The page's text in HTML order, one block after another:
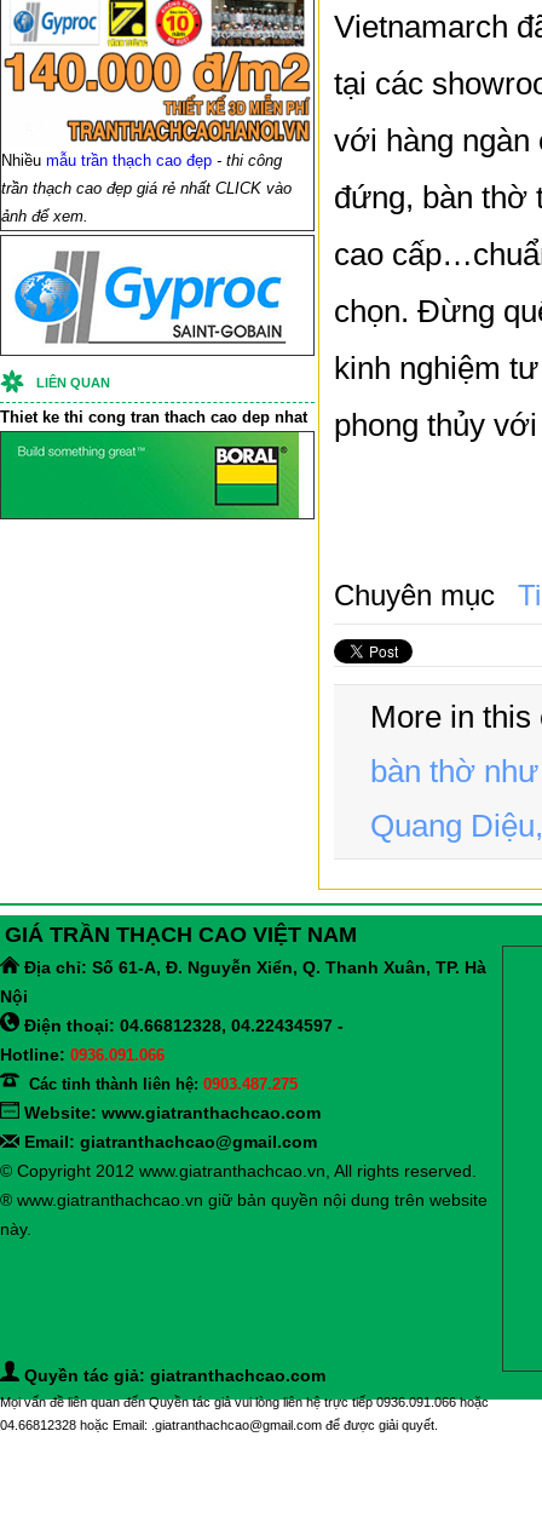
Nhiều mẫu trần thạch cao đẹp - thi công
trần thạch cao đẹp giá rẻ nhất CLICK vào
ảnh để xem.
LIÊN QUAN
Thiet ke thi cong tran thach cao dep nhat
Vietnamarch
tại các
với hàng ngàn
đứng, bàn thờ
cao
chọn. Đừng
kinh nghiệm
phong thủy
Chuyên mục
More in this
bàn thờ
Quang
GIÁ TRẦN THẠCH CAO VIỆT NAM
Địa chỉ: Số 61-A, Đ. Nguyễn Xiển, Q. Thanh Xuân, TP. Hà
Nội
Điện thoại: 04.66812328, 04.22434597 -
Hotline: 0936.091.066
Các tỉnh thành liên hệ: 0903.487.275
Website: www.giatranthachcao.com
Email: giatranthachcao@gmail.com
© Copyright 2012 www.giatranthachcao.vn, All rights reserved.
® www.giatranthachcao.vn giữ bản quyền nội dung trên website
này.
Quyền tác giả: giatranthachcao.com
Mọi vấn đề liên quan đến Quyền tác giả vui lòng liên hệ trực tiếp 0936.091.066 hoặc
04.66812328 hoặc Email: .giatranthachcao@gmail.com để được giải quyết.